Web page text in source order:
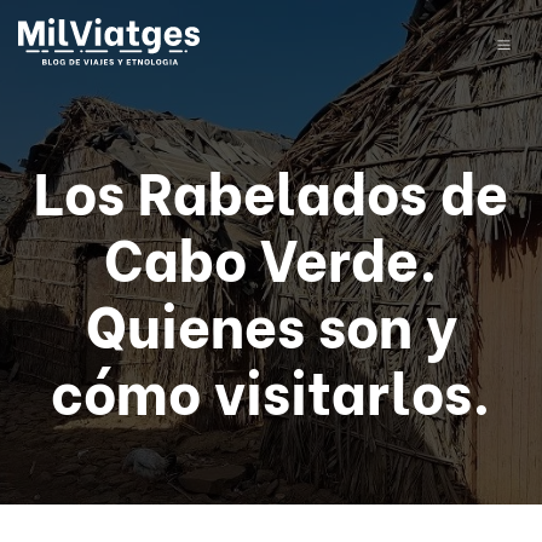
Los Rabelados de
Cabo Verde.
Quienes son y
cómo visitarlos.